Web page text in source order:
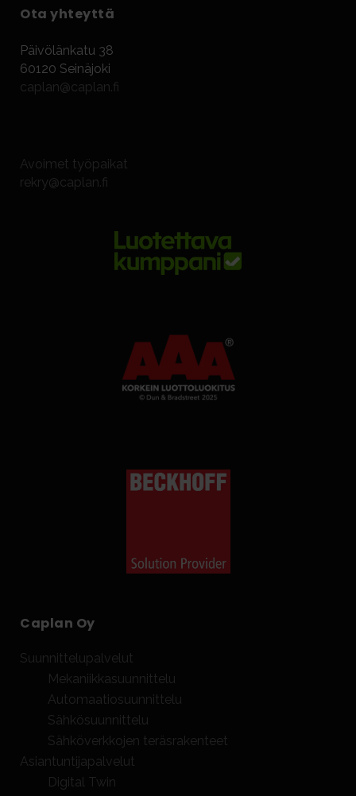
Ota yhteyttä
Päivölänkatu 38
60120 Seinäjoki
caplan@caplan.fi
Avoimet työpaikat
rekry@caplan.fi
Caplan Oy
Suunnittelupalvelut
Mekaniikkasuunnittelu
Automaatiosuunnittelu
Sähkösuunnittelu
Sähköverkkojen teräsrakenteet
Asiantuntijapalvelut
Digital Twin